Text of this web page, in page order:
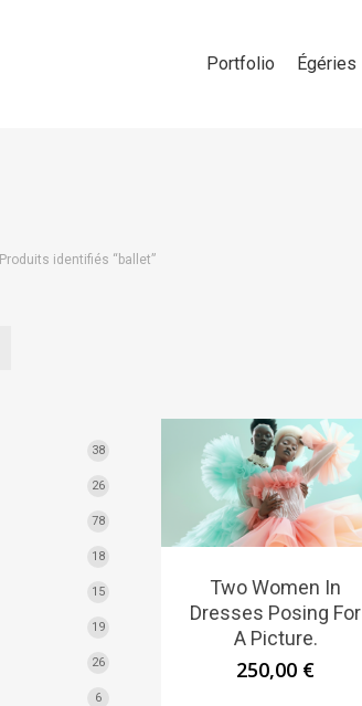
Portfolio Égéries
Produits identifiés “ballet”
38
26
78
18
15
19
26
6
Two Women In
Dresses Posing For
A Picture.
250,00 €